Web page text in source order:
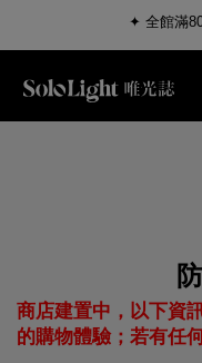
✦ 全館滿
商店建置中，以下資
的購物體驗；若有任